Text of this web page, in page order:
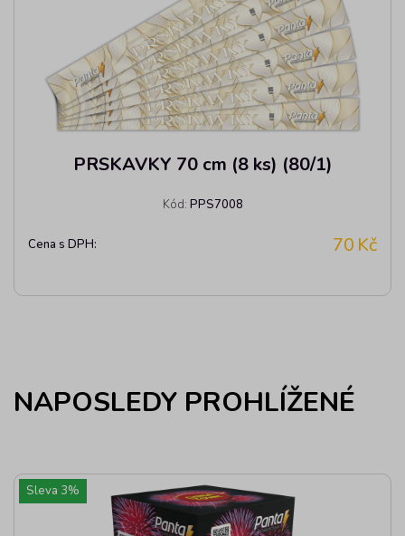
PRSKAVKY 70 cm (8 ks) (80/1)
Kód: PPS7008
Cena s DPH: 70 Kč
NAPOSLEDY PROHLÍŽENÉ
Sleva 3%